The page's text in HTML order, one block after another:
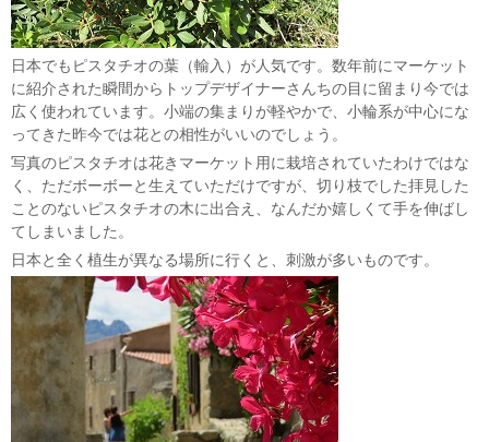
日本でもピスタチオの葉（輸入）が人気です。数年前にマーケット
に紹介された瞬間からトップデザイナーさんちの目に留まり今では
広く使われています。小端の集まりが軽やかで、小輪系が中心にな
ってきた昨今では花との相性がいいのでしょう。
写真のピスタチオは花きマーケット用に栽培されていたわけではな
く、ただボーボーと生えていただけですが、切り枝でした拝見した
ことのないピスタチオの木に出合え、なんだか嬉しくて手を伸ばし
てしまいました。
日本と全く植生が異なる場所に行くと、刺激が多いものです。